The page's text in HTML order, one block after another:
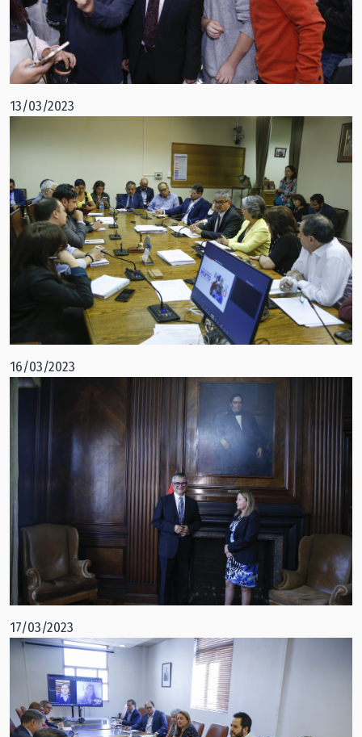
13/03/2023
16/03/2023
17/03/2023